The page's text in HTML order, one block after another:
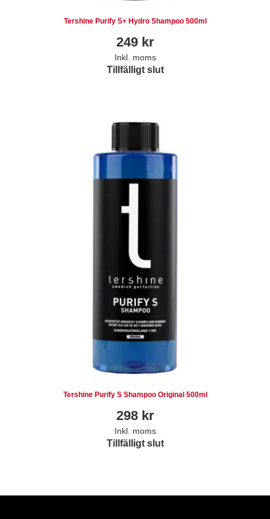
Tershine Purify S+ Hydro Shampoo 500ml
249kr
Inkl. moms
Tillfälligt slut
Tershine Purify S Shampoo Original 500ml
298kr
Inkl. moms
Tillfälligt slut